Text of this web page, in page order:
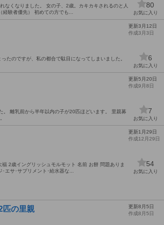
なくなりました。 女の子、2歳。カキカキされるのと人
験者優先） 初めての方でも...
80
お気に入り
たのですが、私の都合で駄目になってしまいました。
更新3月12日
作成3月3日
6
お気に入り
。 離乳前から半年以内の子が20匹ほどいます。 里親募
更新5月20日
作成9月8日
7
お気に入り
2歳イングリッシュモルモット 名前 お餅 問題ありま
エサ･サプリメント･給水器な...
更新1月29日
作成12月29日
54
お気に入り
匹の里親
更新8月5日
作成8月5日